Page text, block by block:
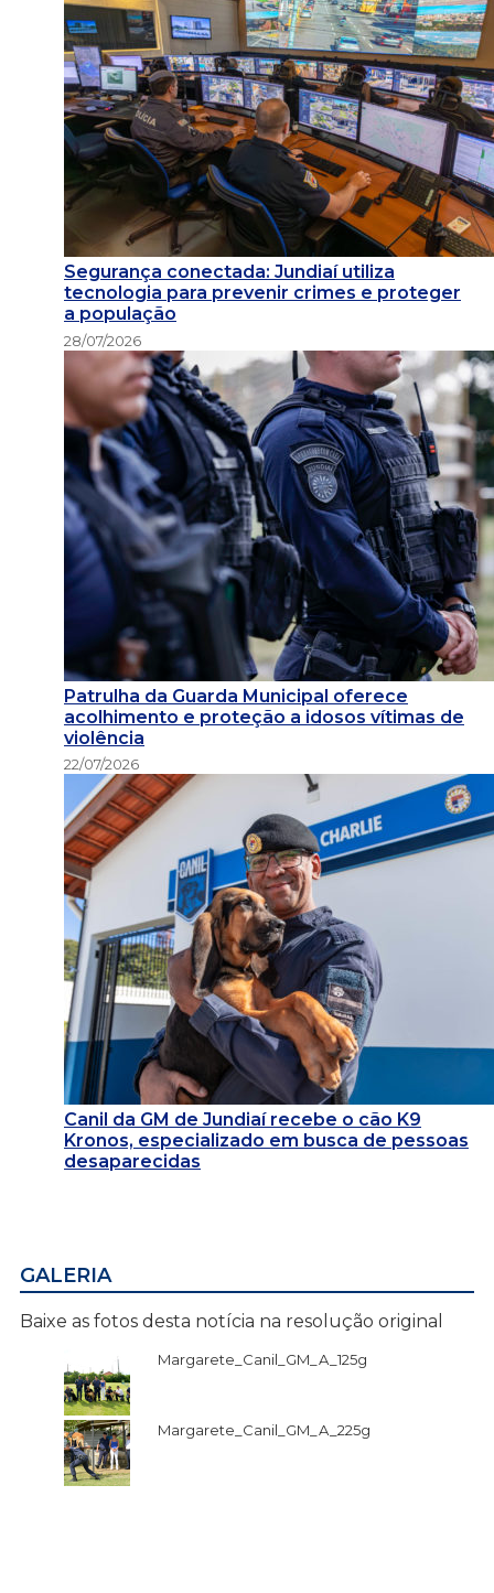
Segurança conectada: Jundiaí utiliza
tecnologia para prevenir crimes e proteger
a população
28/07/2026
Patrulha da Guarda Municipal oferece
acolhimento e proteção a idosos vítimas de
violência
22/07/2026
Canil da GM de Jundiaí recebe o cão K9
Kronos, especializado em busca de pessoas
desaparecidas
GALERIA
Baixe as fotos desta notícia na resolução original
Margarete_Canil_GM_A_125g
Margarete_Canil_GM_A_225g